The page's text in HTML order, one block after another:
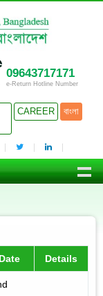
09643717171
e-Return Hotline Number
CAREER বাংলা
Details